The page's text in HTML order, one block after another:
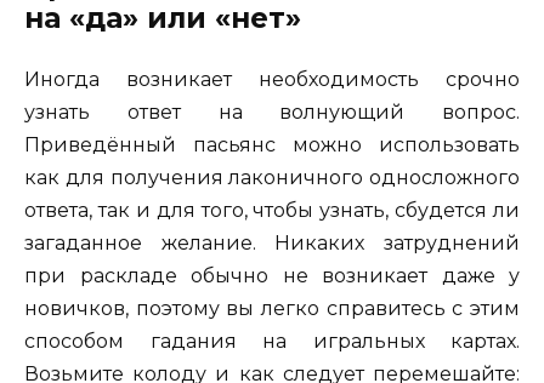
на «да» или «нет»
Иногда возникает необходимость срочно
узнать ответ на волнующий вопрос.
Приведённый пасьянс можно использовать
как для получения лаконичного односложного
ответа, так и для того, чтобы узнать, сбудется ли
загаданное желание. Никаких затруднений
при раскладе обычно не возникает даже у
новичков, поэтому вы легко справитесь с этим
способом гадания на игральных картах.
Возьмите колоду и как следует перемешайте: